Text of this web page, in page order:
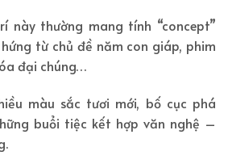
này thường mang tính “concept”
từ chủ đề năm con giáp, phim
đại chúng…
màu sắc tươi mới, bố cục phá
buổi tiệc kết hợp văn nghệ –